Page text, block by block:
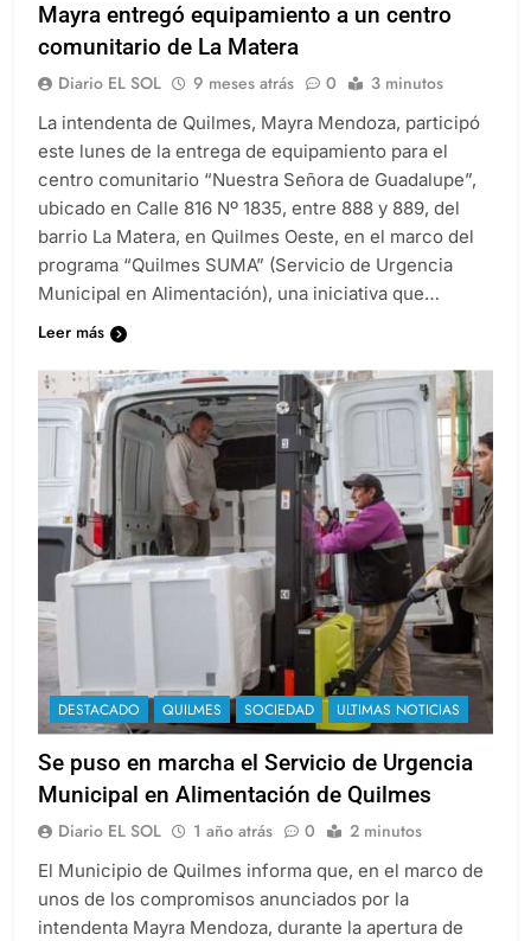
Mayra entregó equipamiento a un centro
comunitario de La Matera
Diario EL SOL 9 meses atrás 0 3 minutos
La intendenta de Quilmes, Mayra Mendoza, participó
este lunes de la entrega de equipamiento para el
centro comunitario “Nuestra Señora de Guadalupe”,
ubicado en Calle 816 Nº 1835, entre 888 y 889, del
barrio La Matera, en Quilmes Oeste, en el marco del
programa “Quilmes SUMA” (Servicio de Urgencia
Municipal en Alimentación), una iniciativa que…
Leer más
DESTACADO QUILMES SOCIEDAD ULTIMAS NOTICIAS
Se puso en marcha el Servicio de Urgencia
Municipal en Alimentación de Quilmes
Diario EL SOL 1 año atrás 0 2 minutos
El Municipio de Quilmes informa que, en el marco de
unos de los compromisos anunciados por la
intendenta Mayra Mendoza, durante la apertura de